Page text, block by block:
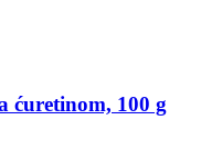
ćuretinom, 100 g